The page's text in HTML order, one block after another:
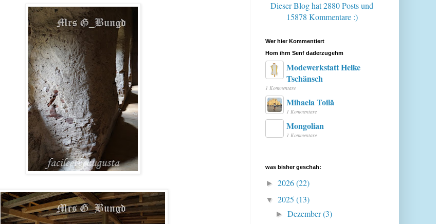
Dieser Blog hat 2880 Postsund
15878 Kommentare :)
Wer hier Kommentiert
Hom ihrn Senf daderzugehm
Modewerkstatt Heike
Tschänsch
1 Kommentare
Mihaela Toilă
1 Kommentare
Mongolian
1 Kommentare
was bisher geschah:
► 2026(22)
▼ 2025 (13)
►Dezember(3)